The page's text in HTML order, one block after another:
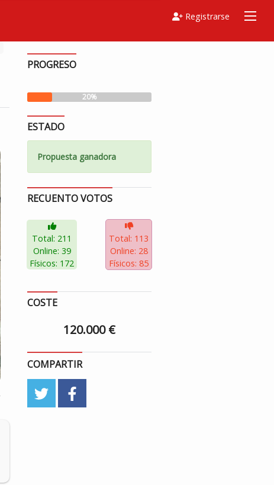
Registrarse
PROGRESO
20%
ESTADO
Propuesta ganadora
RECUENTO VOTOS
Total: 211
Online: 39
Físicos: 172
Total: 113
Online: 28
Físicos: 85
COSTE
120.000 €
COMPARTIR
twitter